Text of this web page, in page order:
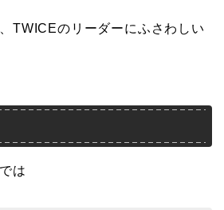
TWICEのリーダーにふさわしい
は